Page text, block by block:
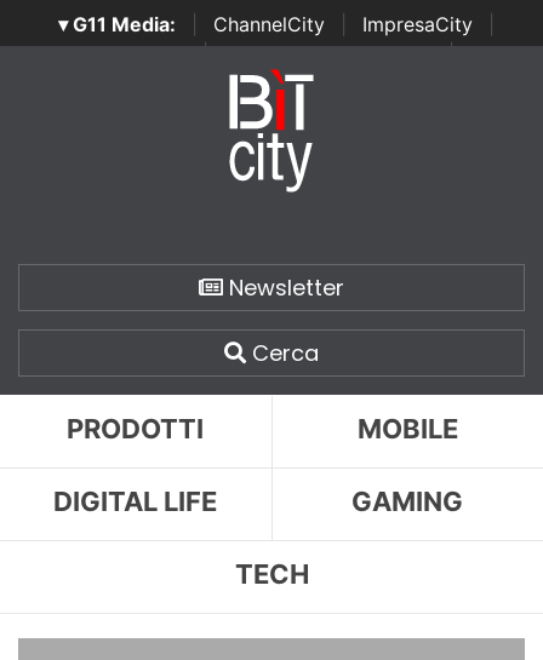
▾ G11 Media: ChannelCity ImpresaCity
SecurityOpenLab | Italian Channel Awards | Italian
Italian Security Awards
Newsletter
Cerca
PRODOTTI MOBILE
DIGITAL LIFE GAMING
TECH